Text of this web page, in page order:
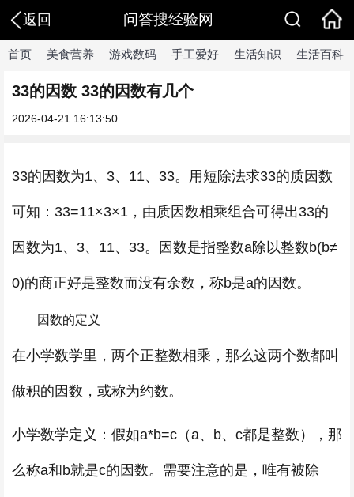
返回 问答搜经验网
首页 美食营养 游戏数码 手工爱好 生活知识 生活百科
33的因数 33的因数有几个
2026-04-21 16:13:50
33的因数为1、3、11、33。用短除法求33的质因数
可知：33=11×3×1，由质因数相乘组合可得出33的
因数为1、3、11、33。因数是指整数a除以整数b(b≠
0)的商正好是整数而没有余数，称b是a的因数。
因数的定义
在小学数学里，两个正整数相乘，那么这两个数都叫
做积的因数，或称为约数。
小学数学定义：假如a*b=c（a、b、c都是整数），那
么称a和b就是c的因数。需要注意的是，唯有被除